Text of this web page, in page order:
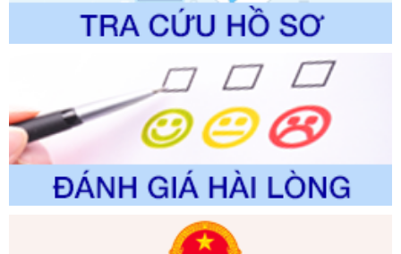
thao và Du lịch
Ngày ban hành: 01/06/2026
Tên: Về việc công bố Danh mục thủ tục hành chính sửa
đổi, bổ sung và phê duyệt Quy trình nội bộ, quy trình điện tử
trong giải quyết thủtục hành chính lĩnh vực biến đổi khí hậu
thuộc phạm vi giải quyết của Sở Nông nghiệp và Môi
trường
Ngày ban hành: 01/06/2026
Số kí hiệu:2300/QĐ-UBND
Tên: V/v công bố danh mục thủ tục hành chính được sửa
đổi, bổ sung và phê duyệt quy trình nội bộ, quy trình điện tử
giải quyết thủ tục hành chính trong lĩnh vực Luật sư thuộc